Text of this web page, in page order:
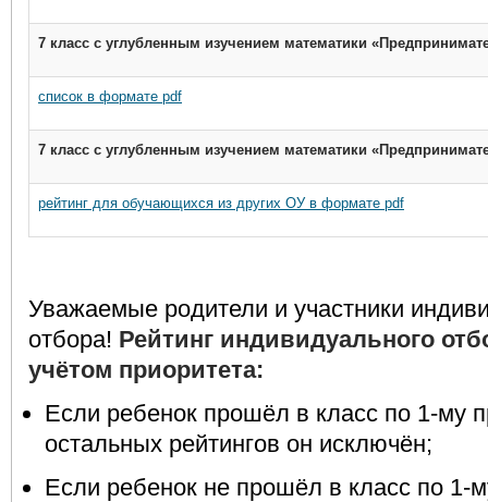
7 класс с углубленным изучением математики
список в формате pdf
7 класс с углубленным изучением математики
рейтинг для обучающихся из других ОУ в формате pdf
Уважаемые родители и участники
отбора! Рейтинг индивидуального
учётом приоритета:
Если ребенок прошёл в класс по 1-му
остальных рейтингов он исключён;
Если ребенок не прошёл в класс по 1-